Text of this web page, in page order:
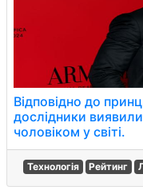
Відповідно до
дослідники
чоловіком у світі.
Технологія Рейтинг